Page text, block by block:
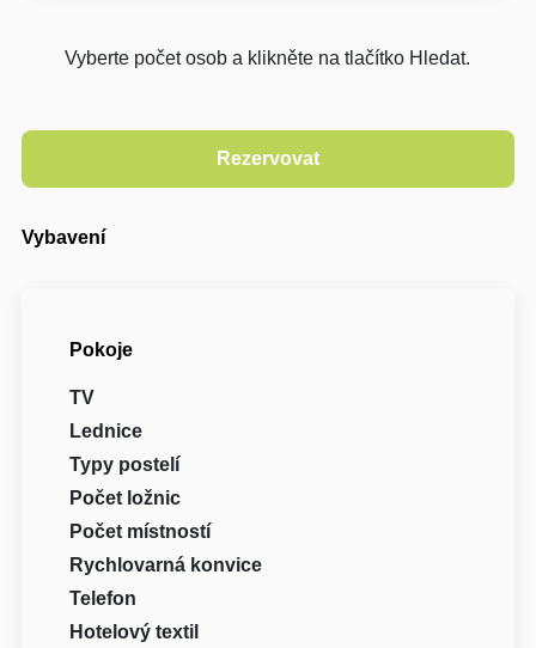
Vyberte počet osob a klikněte na tlačítko Hledat.
Vybavení
Pokoje
TV
Lednice
Typy postelí
Počet ložnic
Počet místností
Rychlovarná konvice
Telefon
Hotelový textil